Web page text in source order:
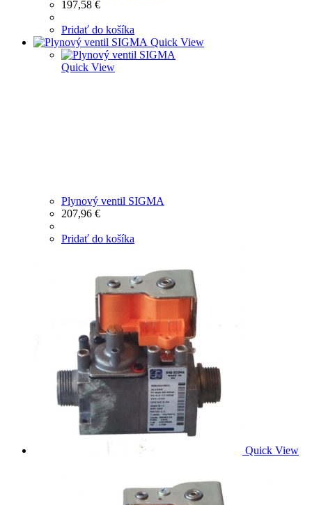
197,58 €
Pridať do košíka
Quick View
Quick View
Plynový ventil SIGMA
207,96 €
Pridať do košíka
Quick View